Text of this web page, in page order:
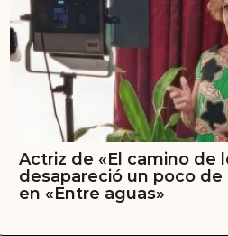
Actriz de «El camino de
desapareció un poco de
en «Entre aguas»